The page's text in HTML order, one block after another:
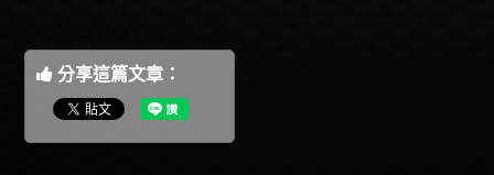
分享這篇文章：